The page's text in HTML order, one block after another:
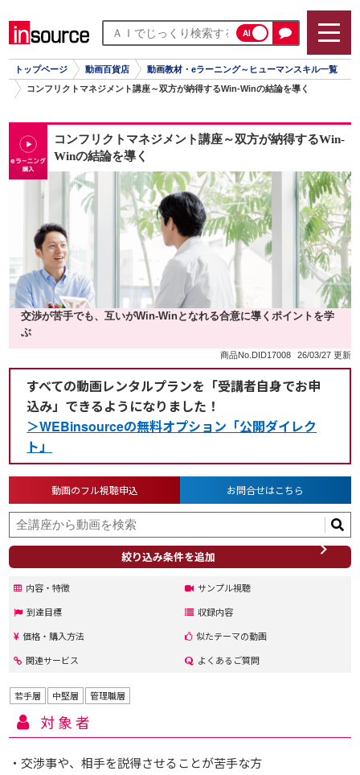
AI
トップページ 動画百貨店
動画教材・eラーニング～ヒューマンスキル一覧
コンフリクトマネジメント講座～双方が納得するWin-Winの結論を導く
コンフリクトマネジメント講座～双方が納得するWin-
Winの結論を導く
交渉が苦手でも、互いがWin-Winとなれる合意に導くポイントを学
ぶ
商品No.DID17008 26/03/27 更新
すべての動画レンタルプランを「受講者自身でお申
込み」できるようになりました！
＞WEBinsourceの無料オプション「公開ダイレク
ト」
絞り込み条件を追加
動画のフル視聴申込 お問合せはこちら
内容・特徴
サンプル視聴
到達目標
収録内容
価格・購入方法
似たテーマの動画
関連サービス
よくあるご質問
若手層 中堅層 管理職層
対象者
・交渉事や、相手を説得させることが苦手な方